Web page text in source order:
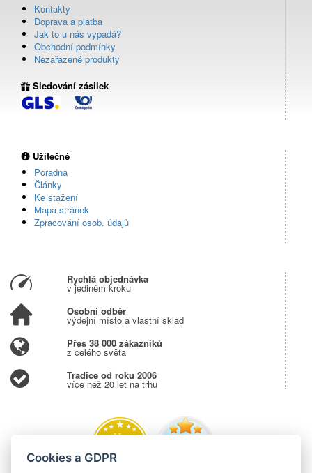
Kontakty
Doprava a platba
Jak to u nás vypadá?
Obchodní podmínky
Nezařazené produkty
Sledování zásilek
Užitečné
Poradna
Články
Ke stažení
Mapa stránek
Zpracování osob. údajů
Rychlá objednávka
v jediném kroku
Osobní odběr
výdejní místo a vlastní sklad
Přes 38 000 zákazníků
z celého světa
Tradice od roku 2006
více než 20 let na trhu
Cookies a GDPR